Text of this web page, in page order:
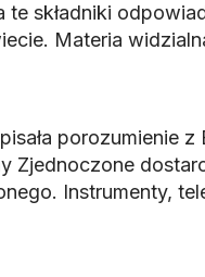
te składniki
Materia
porozumienie
Zjednoczone
Instrumenty,